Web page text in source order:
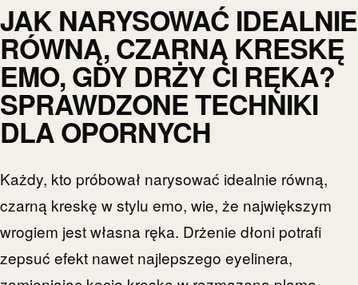
JAK NARYSOWAĆ IDEALNIE
RÓWNĄ, CZARNĄ KRESKĘ
EMO, GDY DRŻY CI RĘKA?
SPRAWDZONE TECHNIKI
DLA OPORNYCH
Każdy, kto próbował narysować idealnie równą,
czarną kreskę w stylu emo, wie, że największym
wrogiem jest własna ręka. Drżenie dłoni potrafi
zepsuć efekt nawet najlepszego eyelinera,